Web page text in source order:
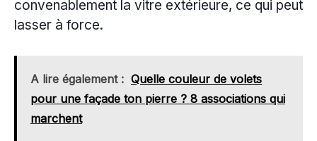
convenablement la vitre extérieure, ce qui peut
lasser à force.
A lire également : Quelle couleur de volets
pour une façade ton pierre ? 8 associations qui
marchent